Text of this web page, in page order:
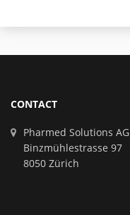
CONTACT
Pharmed Solutions AG
Binzmühlestrasse 97
8050 Zürich